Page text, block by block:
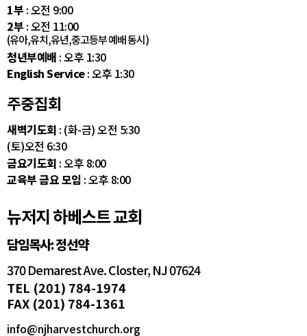
1부 : 오전 9:00
2부 : 오전 11:00
(유아,유치,유년,중고등부 예배 동시)
청년부예배 : 오후 1:30
English Service: 오후 1:30
주중집회
새벽기도회 : (화-금) 오전 5:30
(토)오전 6:30
금요기도회 : 오후 8:00
교육부 금요 모임 : 오후 8:00
뉴저지 하베스트 교회
담임목사: 정선약
370 Demarest Ave. Closter, NJ 07624
TEL (201) 784-1974
FAX (201) 784-1361
info@njharvestchurch.org